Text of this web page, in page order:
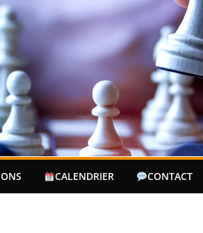
CALENDRIER CONTACT